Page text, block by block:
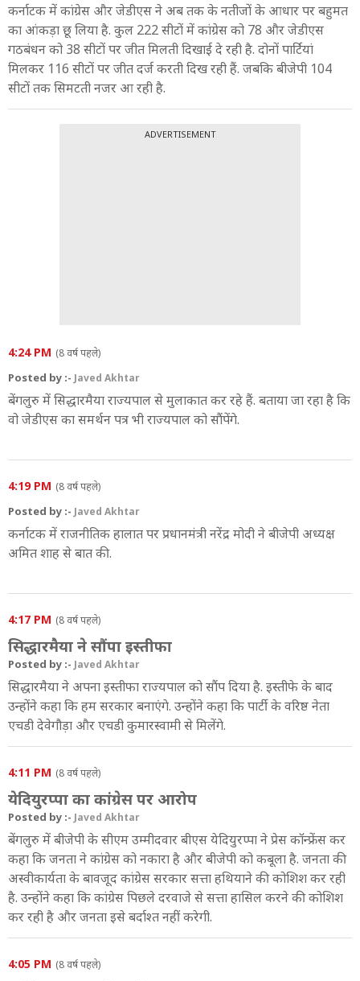
कर्नाटक में कांग्रेस और जेडीएस ने अब तक के नतीजों के आधार पर बहुमत
का आंकड़ा छू लिया है. कुल 222 सीटों में कांग्रेस को 78 और जेडीएस
गठबंधन को 38 सीटों पर जीत मिलती दिखाई दे रही है. दोनों पार्टियां
मिलकर 116 सीटों पर जीत दर्ज करती दिख रही हैं. जबकि बीजेपी 104
सीटों तक सिमटती नजर आ रही है.
ADVERTISEMENT
4:24 PM (8 वर्ष पहले)
Posted by :- Javed Akhtar
बेंगलुरु में सिद्धारमैया राज्यपाल से मुलाकात कर रहे हैं. बताया जा रहा है कि
वो जेडीएस का समर्थन पत्र भी राज्यपाल को सौंपेंगे.
4:19 PM (8 वर्ष पहले)
Posted by :- Javed Akhtar
कर्नाटक में राजनीतिक हालात पर प्रधानमंत्री नरेंद्र मोदी ने बीजेपी अध्यक्ष
अमित शाह से बात की.
4:17 PM (8 वर्ष पहले)
सिद्धारमैया ने सौंपा इस्तीफा
Posted by :- Javed Akhtar
सिद्धारमैया ने अपना इस्तीफा राज्यपाल को सौंप दिया है. इस्तीफे के बाद
उन्होंने कहा कि हम सरकार बनाएंगे. उन्होंने कहा कि पार्टी के वरिष्ठ नेता
एचडी देवेगौड़ा और एचडी कुमारस्वामी से मिलेंगे.
4:11 PM (8 वर्ष पहले)
येदियुरप्पा का कांग्रेस पर आरोप
Posted by :- Javed Akhtar
बेंगलुरु में बीजेपी के सीएम उम्मीदवार बीएस येदियुरप्पा ने प्रेस कॉन्फ्रेंस कर
कहा कि जनता ने कांग्रेस को नकारा है और बीजेपी को कबूला है. जनता की
अस्वीकार्यता के बावजूद कांग्रेस सरकार सत्ता हथियाने की कोशिश कर रही
है. उन्होंने कहा कि कांग्रेस पिछले दरवाजे से सत्ता हासिल करने की कोशिश
कर रही है और जनता इसे बर्दाश्त नहीं करेगी.
4:05 PM (8 वर्ष पहले)